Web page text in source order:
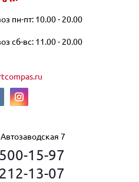
пн-пт: 10.00 - 20.00
сб-вс: 11.00 - 20.00
7
15-97
13-07